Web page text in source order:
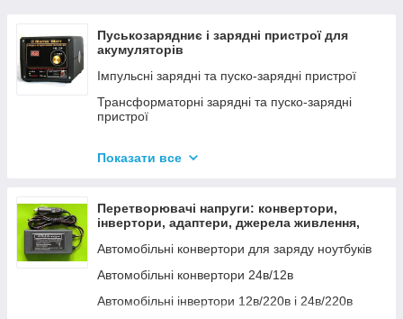
Пуськозарядниє і зарядні пристрої для
акумуляторів
Імпульсні зарядні та пуско-зарядні пристрої
Трансформаторні зарядні та пуско-зарядні
пристрої
Показати все
Перетворювачі напруги: конвертори,
інвертори, адаптери, джерела живлення,
Автомобільні конвертори для заряду ноутбуків
Автомобільні конвертори 24в/12в
Автомобільні інвертори 12в/220в і 24в/220в